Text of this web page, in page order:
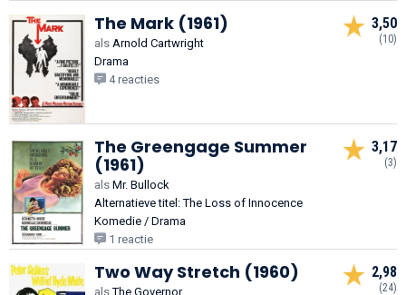
The Mark (1961)
als Arnold Cartwright
Drama
4 reacties
3,50
(10)
The Greengage Summer
(1961)
als Mr. Bullock
Alternatieve titel: The Loss of Innocence
Komedie / Drama
1 reactie
3,17
(3)
Two Way Stretch (1960)
alsThe Governor
2,98
(24)